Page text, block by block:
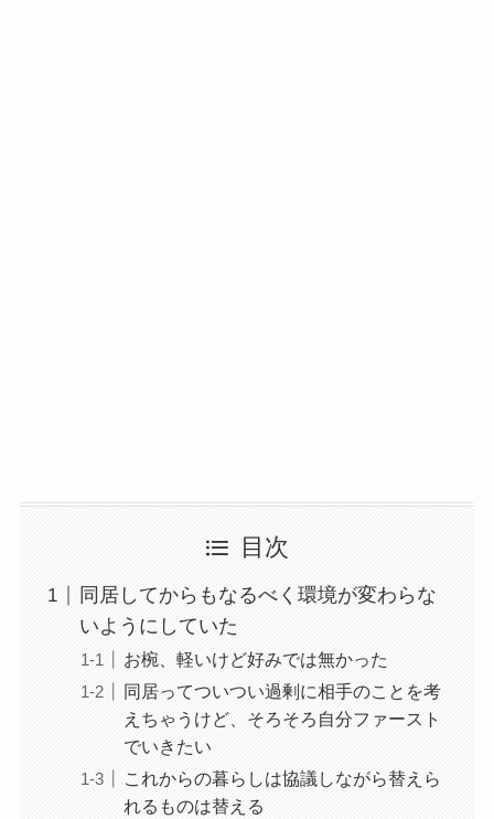
目次
同居してからもなるべく環境が変わらな
いようにしていた
お椀、軽いけど好みでは無かった
同居ってついつい過剰に相手のことを考
えちゃうけど、そろそろ自分ファースト
でいきたい
これからの暮らしは協議しながら替えら
れるものは替える